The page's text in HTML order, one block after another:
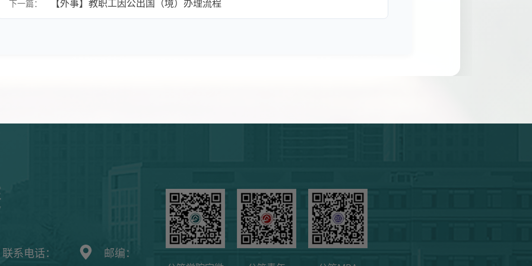
下一篇： 【外事】教职工因公出国（境）办理流程
联系电话： 邮编：